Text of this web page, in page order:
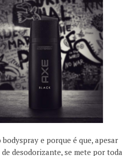
e porque é que, apesar
desodorizante, se mete por toda